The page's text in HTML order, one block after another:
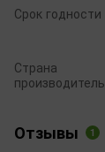
Срок годности
Страна
производитель
Отзывы 1